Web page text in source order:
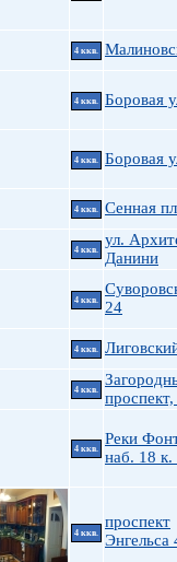
4 ккв.
4 ккв. Боровая
4 ккв. Боровая
4 ккв. Сенная
4 ккв.
ул.
Данини
4 ккв.
24
4 ккв.
4 ккв.
4 ккв.
Реки
наб. 18 к.
4 ккв.
проспект
Энгельса